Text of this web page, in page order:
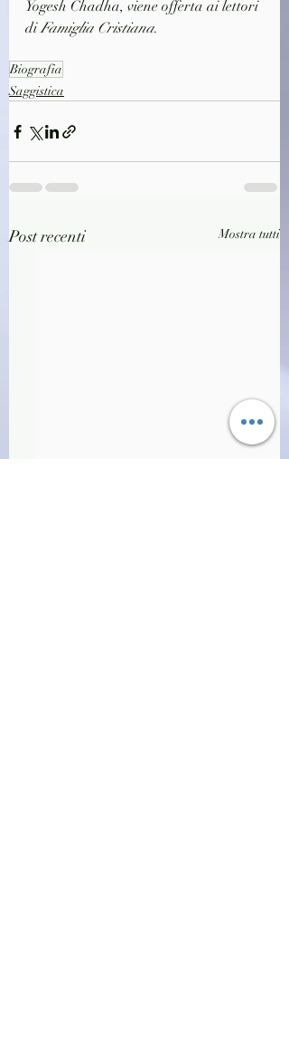
Yogesh Chadha, viene offerta ai lettori
di Famiglia Cristiana.
Biografia
Saggistica
Post recenti Mostra tutti